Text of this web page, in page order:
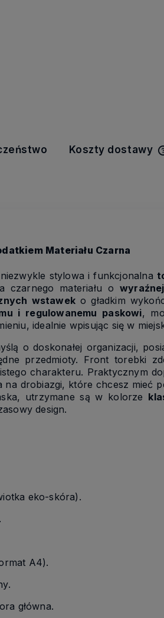
Koszty dostawy
Materiału Czarna
stylowa i funkcjonalna
czarnego materiału o
wstaweko gładkim
i regulowanemu paskowi,
idealnie wpisując się w
o doskonałej organizacji,
przedmioty. Front torebki
charakteru. Praktycznym
na drobiazgi, które chcesz mieć
utrzymane są w kolorze
design.
eko-skóra).
A4).
główna.